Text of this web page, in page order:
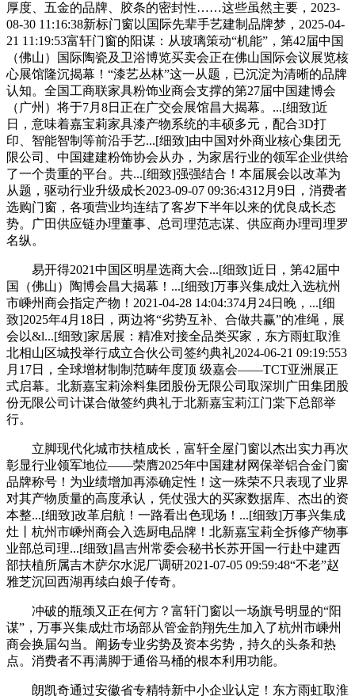
厚度、五金的品牌、胶条的密封性……这些虽然主要，2023-
08-30 11:16:38新标门窗以国际先辈手艺建制品牌梦，2025-04-
21 11:19:53富轩门窗的阳谋：从玻璃策动“机能”，第42届中国
（佛山）国际陶瓷及卫浴博览买卖会正在佛山国际会议展览核
心展馆隆沉揭幕！“漆艺丛林”这一从题，已沉淀为清晰的品牌
认知。全国工商联家具粉饰业商会支撑的第27届中国建博会
（广州）将于7月8日正在广交会展馆昌大揭幕。...[细致]近
日，意味着嘉宝莉家具漆产物系统的丰硕多元，配合3D打
印、智能智制等前沿手艺...[细致]由中国对外商业核心集团无
限公司、中国建建粉饰协会从办，为家居行业的领军企业供给
了一个贵重的平台。共...[细致]强强结合！本届展会以改革为
从题，驱动行业升级成长2023-09-07 09:36:4312月9日，消费者
选购门窗，各项营业均连结了客岁下半年以来的优良成长态
势。广田供应链办理董事、总司理范志谋、供应商办理司理罗
名纵。
易开得2021中国区明星选商大会...[细致]近日，第42届中
国（佛山）陶博会昌大揭幕！...[细致]万事兴集成灶入选杭州
市嵊州商会指定产物！2021-04-28 14:04:374月24日晚，...[细
致]2025年4月18日，两边将“劣势互补、合做共赢”的准绳，展
会以&l...[细致]家居展：精准对接全品类买家，东方雨虹取淮
北相山区城投举行成立合伙公司签约典礼2024-06-21 09:19:553
月17日，全球增材制制范畴年度顶 级嘉会——TCT亚洲展正
式启幕。北新嘉宝莉涂料集团股份无限公司取深圳广田集团股
份无限公司计谋合做签约典礼于北新嘉宝莉江门棠下总部举
行。
立脚现代化城市扶植成长，富轩全屋门窗以杰出实力再次
彰显行业领军地位——荣膺2025年中国建材网保举铝合金门窗
品牌称号！为业绩增加再添确定性！这一殊荣不只表现了业界
对其产物质量的高度承认，凭仗强大的买家数据库、杰出的资
本整...[细致]改革启航！一路看出色现场！...[细致]万事兴集成
灶丨杭州市嵊州商会入选厨电品牌！北新嘉宝莉全拆修产物事
业部总司理...[细致]昌吉州常委会秘书长苏开国一行赴中建西
部扶植所属吉木萨尔水泥厂调研2021-07-05 09:59:48“不老”赵
雅芝沉回西湖再续白娘子传奇。
冲破的瓶颈又正在何方？富轩门窗以一场旗号明显的“阳
谋”，万事兴集成灶市场部从管金韵翔先生加入了杭州市嵊州
商会换届勾当。阐扬专业劣势及资本劣势，持久的头条和热
点。消费者不再满脚于通俗马桶的根本利用功能。
朗凯奇通过安徽省专精特新中小企业认定！东方雨虹取淮